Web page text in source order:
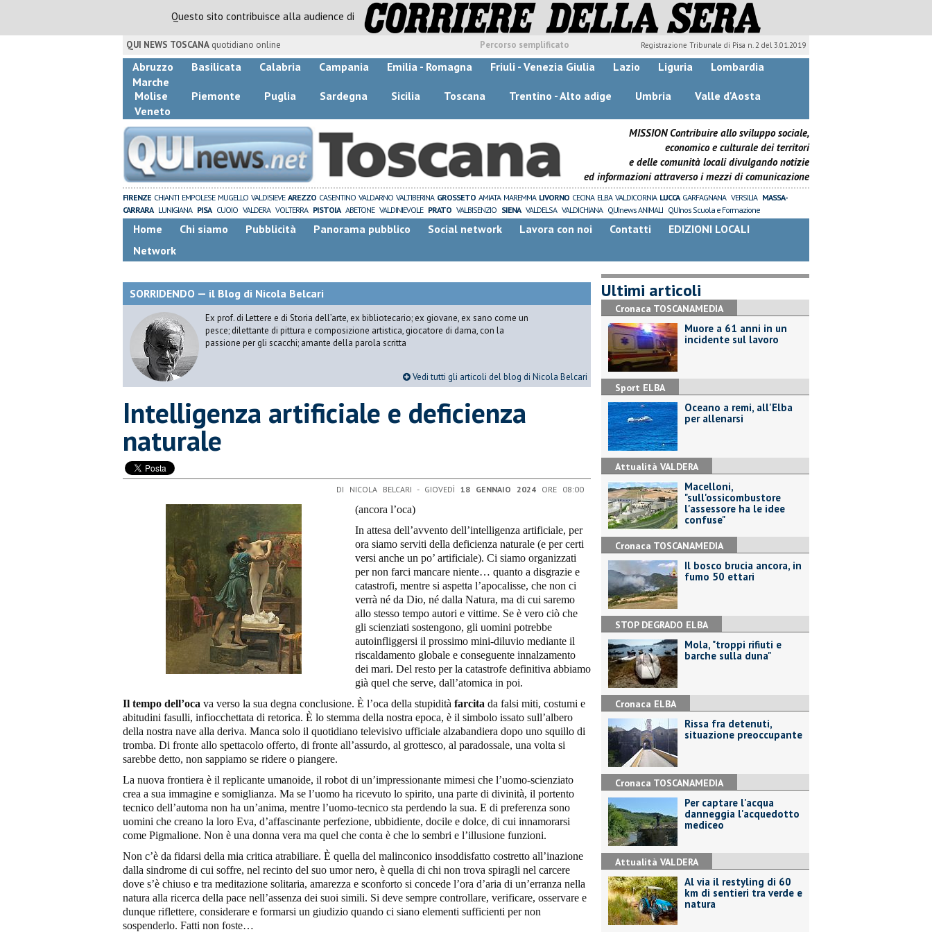
Questo sito contribuisce alla audience di
QUI NEWS TOSCANA quotidiano online Percorso semplificato Registrazione Tribunale di Pisa n. 2 del 3.01.2019
Abruzzo Basilicata Calabria Campania Emilia - Romagna Friuli - Venezia Giulia Lazio Liguria
Lombardia
Marche
Molise
Piemonte Puglia Sardegna Sicilia Toscana Trentino - Alto adige Umbria
Valle d'Aosta
Veneto
MISSION Contribuire allo sviluppo sociale,
economico e culturale dei territori
e delle comunità locali divulgando notizie
ed informazioni attraverso i mezzi di comunicazione
FIRENZE CHIANTI EMPOLESE MUGELLO VALDISIEVE AREZZO CASENTINO VALDARNO VALTIBERINA GROSSETO AMIATA MAREMMA LIVORNO CECINA ELBA VALDICORNIA LUCCA GARFAGNANA VERSILIA MASSA-
CARRARA LUNIGIANA PISA CUOIO VALDERA VOLTERRA PISTOIA ABETONE VALDINIEVOLE PRATO VALBISENZIO SIENA VALDELSA VALDICHIANA QUInews ANIMALI QUInos Scuola e Formazione
Home Chi siamo Pubblicità Panorama pubblico Social network Lavora con noi Contatti
EDIZIONI LOCALI
Network
SORRIDENDO — il Blog di Nicola Belcari
Ex prof. di Lettere e di Storia dell’arte, ex bibliotecario; ex giovane, ex sano come un
pesce; dilettante di pittura e composizione artistica, giocatore di dama, con la
passione per gli scacchi; amante della parola scritta
Vedi tutti gli articoli del blog di Nicola Belcari
Intelligenza artificiale e deficienza
naturale
DI NICOLA BELCARI - GIOVEDÌ 18 GENNAIO 2024 ORE 08:00
(ancora l’oca)
In attesa dell’avvento dell’intelligenza artificiale, per
ora siamo serviti della deficienza naturale (e per certi
versi anche un po’ artificiale). Ci siamo organizzati
per non farci mancare niente… quanto a disgrazie e
catastrofi, mentre si aspetta l’apocalisse, che non ci
verrà né da Dio, né dalla Natura, ma di cui saremo
allo stesso tempo autori e vittime. Se è vero ciò che
gli scienziati sostengono, gli uomini potrebbe
autoinfliggersi il prossimo mini-diluvio mediante il
riscaldamento globale e conseguente innalzamento
dei mari. Del resto per la catastrofe definitiva abbiamo
già quel che serve, dall’atomica in poi.
Il tempo dell’oca va verso la sua degna conclusione. È l’oca della stupidità farcita da falsi miti, costumi e
abitudini fasulli, infiocchettata di retorica. È lo stemma della nostra epoca, è il simbolo issato sull’albero
della nostra nave alla deriva. Manca solo il quotidiano televisivo ufficiale alzabandiera dopo uno squillo di
tromba. Di fronte allo spettacolo offerto, di fronte all’assurdo, al grottesco, al paradossale, una volta si
sarebbe detto, non sappiamo se ridere o piangere.
La nuova frontiera è il replicante umanoide, il robot di un’impressionante mimesi che l’uomo-scienziato
crea a sua immagine e somiglianza. Ma se l’uomo ha ricevuto lo spirito, una parte di divinità, il portento
tecnico dell’automa non ha un’anima, mentre l’uomo-tecnico sta perdendo la sua. E di preferenza sono
uomini che creano la loro Eva, d’affascinante perfezione, ubbidiente, docile e dolce, di cui innamorarsi
come Pigmalione. Non è una donna vera ma quel che conta è che lo sembri e l’illusione funzioni.
Non c’è da fidarsi della mia critica atrabiliare. È quella del malinconico insoddisfatto costretto all’inazione
dalla sindrome di cui soffre, nel recinto del suo umor nero, è quella di chi non trova spiragli nel carcere
dove s’è chiuso e tra meditazione solitaria, amarezza e sconforto si concede l’ora d’aria di un’erranza nella
natura alla ricerca della pace nell’assenza dei suoi simili. Si deve sempre controllare, verificare, osservare e
dunque riflettere, considerare e formarsi un giudizio quando ci siano elementi sufficienti per non
sospenderlo. Fatti non foste…
Ultimi articoli
Cronaca TOSCANAMEDIA
Muore a 61 anni in un
incidente sul lavoro
Sport ELBA
Oceano a remi, all'Elba
per allenarsi
Attualità VALDERA
Macelloni,
"sull'ossicombustore
l'assessore ha le idee
confuse"
Cronaca TOSCANAMEDIA
Il bosco brucia ancora, in
fumo 50 ettari
STOP DEGRADO ELBA
Mola, "troppi rifiuti e
barche sulla duna"
Cronaca ELBA
Rissa fra detenuti,
situazione preoccupante
Cronaca TOSCANAMEDIA
Per captare l'acqua
danneggia l'acquedotto
mediceo
Attualità VALDERA
Al via il restyling di 60
km di sentieri tra verde e
natura